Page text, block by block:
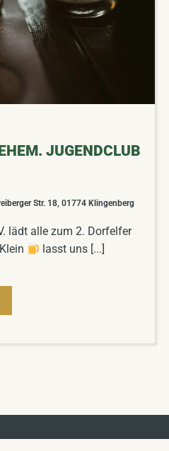
JUGENDCLUB
Str. 18, 01774 Klingenberg
lädt alle zum 2. Dorfelfer
lasst uns [...]